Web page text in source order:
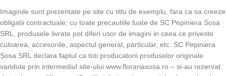
Imaginile sunt prezentate pe site cu titlu de exemplu, fara ca sa creeze
obligatii contractuale; cu toate precautiile luate de SC Pepiniera Șosa
SRL, produsele livrate pot diferi usor de imagini in ceea ce priveste
culoarea, accesoriile, aspectul general, particular, etc. SC Pepiniera
Șosa SRL declara faptul ca toti producatorii produselor originale
vandute prin intermediul site-ului www.florariasosa.ro – si-au rezervat